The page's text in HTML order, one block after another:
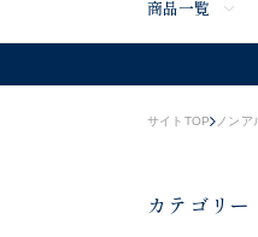
商品一覧
サイトTOP ノンア
カテゴリー